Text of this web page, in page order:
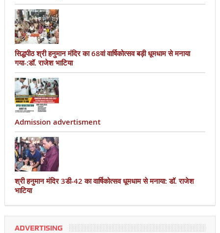
सिद्धपीठ श्री हनुमान मंदिर का 68वां वार्षिकोत्सव बड़ी धूमधाम से मनाया
गया-:डॉ. राजेश भाटिया
Admission advertisment
श्री हनुमान मंदिर 3डी-42 का वार्षिकोत्सव धूमधाम से मनाया: डॉ. राजेश
भाटिया
ADVERTISING